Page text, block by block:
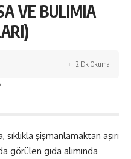
VE BULIMIA
2 Dk Okuma
şişmanlamaktan aşırı
görülen gıda alımında